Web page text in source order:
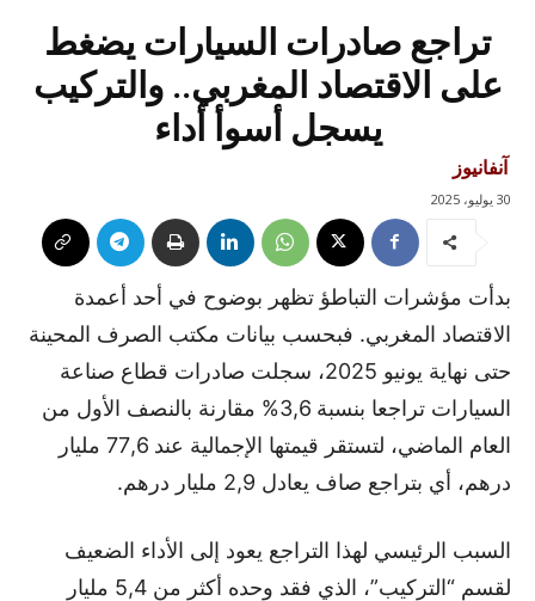
تراجع صادرات السيارات يضغط
على الاقتصاد المغربي.. والتركيب
يسجل أسوأ أداء
آنفانيوز
30 يوليو، 2025
بدأت مؤشرات التباطؤ تظهر بوضوح في أحد أعمدة
الاقتصاد المغربي. فبحسب بيانات مكتب الصرف المحينة
حتى نهاية يونيو 2025، سجلت صادرات قطاع صناعة
السيارات تراجعا بنسبة 3,6% مقارنة بالنصف الأول من
العام الماضي، لتستقر قيمتها الإجمالية عند 77,6 مليار
درهم، أي بتراجع صاف يعادل 2,9 مليار درهم.
السبب الرئيسي لهذا التراجع يعود إلى الأداء الضعيف
لقسم “التركيب”، الذي فقد وحده أكثر من 5,4 مليار